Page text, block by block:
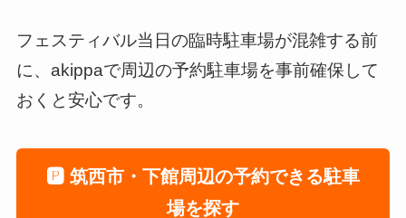
フェスティバル当日の臨時駐車場が混雑する前
に、akippaで周辺の予約駐車場を事前確保して
おくと安心です。
🅿️ 筑西市・下館周辺の予約できる駐車
場を探す